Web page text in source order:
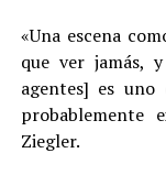
«Una escena
que ver jamás,
agentes] es
probablemente
Ziegler.